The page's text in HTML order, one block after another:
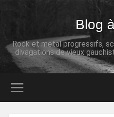
Blog
Rock et metal progressifs,
divagations de vieux